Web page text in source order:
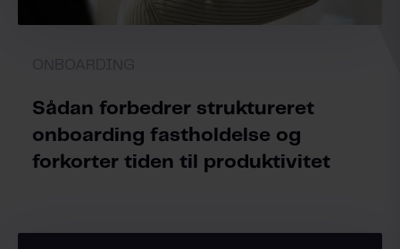
Sådan forbedrer struktureret
onboarding fastholdelse og
forkorter tiden til produktivitet